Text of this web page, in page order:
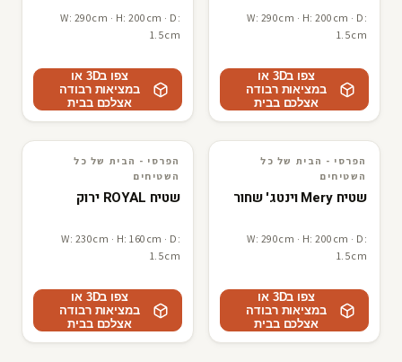
W: 290cm · H: 200cm · D:
1.5cm
צפו ב3D או
במציאות רבודה
אצלכם בבית
W: 290cm · H: 200cm · D:
1.5cm
צפו ב3D או
במציאות רבודה
אצלכם בבית
3D · AR הפרסי - הבית של כל השטיחים
הפרסי - הבית של כל
השטיחים
שטיח Mery וינטג' שחור
W: 290cm · H: 200cm · D:
1.5cm
צפו ב3D או
במציאות רבודה
אצלכם בבית
3D · AR הפרסי - הבית של כל השטיחים
הפרסי - הבית של כל
השטיחים
שטיח ROYAL ירוק
W: 230cm · H: 160cm · D:
1.5cm
צפו ב3D או
במציאות רבודה
אצלכם בבית